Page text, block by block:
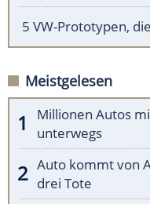
5 VW-Prototypen,
Meistgelesen
Millionen Autos
unterwegs
Auto kommt von
drei Tote